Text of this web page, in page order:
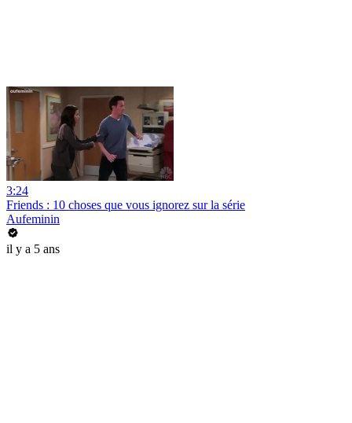
3:24
Friends : 10 choses que vous ignorez sur la série
Aufeminin
il y a 5 ans